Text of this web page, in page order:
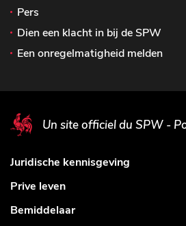
Pers
Dien een klacht in bij de SPW
Een onregelmatigheid melden
Un site officiel du SPW -
Juridische kennisgeving
Prive leven
Bemiddelaar